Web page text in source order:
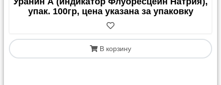
упак. 100гр, цена указана за упаковку
В корзину